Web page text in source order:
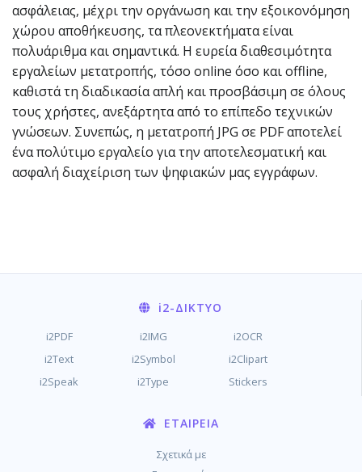
ασφάλειας, μέχρι την οργάνωση και την εξοικονόμηση
χώρου αποθήκευσης, τα πλεονεκτήματα είναι
πολυάριθμα και σημαντικά. Η ευρεία διαθεσιμότητα
εργαλείων μετατροπής, τόσο online όσο και offline,
καθιστά τη διαδικασία απλή και προσβάσιμη σε όλους
τους χρήστες, ανεξάρτητα από το επίπεδο τεχνικών
γνώσεων. Συνεπώς, η μετατροπή JPG σε PDF αποτελεί
ένα πολύτιμο εργαλείο για την αποτελεσματική και
ασφαλή διαχείριση των ψηφιακών μας εγγράφων.
i2-ΔΊΚΤΥΟ
i2PDF i2IMG
i2OCR
i2Text
i2Symbol
i2Clipart
i2Speak
i2Type Stickers
ΕΤΑΙΡΕΊΑ
Σχετικά με